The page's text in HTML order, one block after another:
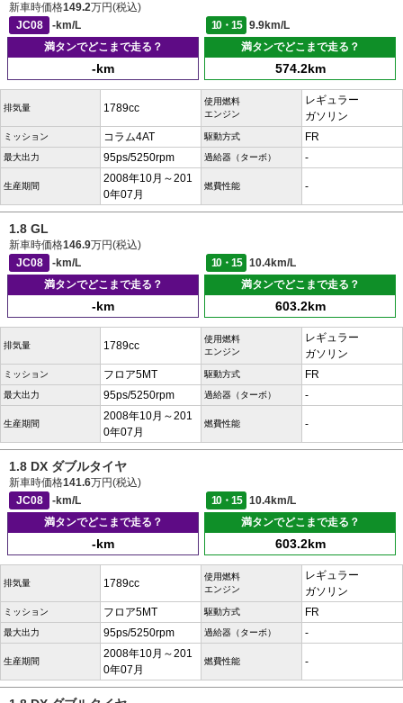
新車時価格149.2万円(税込)
JC08
-km/L 10・15
9.9km/L
満タンでどこまで走る？
-km
満タンでどこまで走る？
574.2km
排気量 1789cc
使用燃料
エンジン
レギュラー
ガソリン
ミッション コラム4AT 駆動方式 FR
最大出力 95ps/5250rpm 過給器（ターボ） -
生産期間
2008年10月～201
0年07月
燃費性能 -
1.8 GL
新車時価格146.9万円(税込)
JC08
-km/L 10・15
10.4km/L
満タンでどこまで走る？
-km
満タンでどこまで走る？
603.2km
排気量 1789cc
使用燃料
エンジン
レギュラー
ガソリン
ミッション フロア5MT 駆動方式 FR
最大出力 95ps/5250rpm 過給器（ターボ） -
生産期間
2008年10月～201
0年07月
燃費性能 -
1.8 DX ダブルタイヤ
新車時価格141.6万円(税込)
JC08
-km/L 10・15
10.4km/L
満タンでどこまで走る？
-km
満タンでどこまで走る？
603.2km
排気量 1789cc
使用燃料
エンジン
レギュラー
ガソリン
ミッション フロア5MT 駆動方式 FR
最大出力 95ps/5250rpm 過給器（ターボ） -
生産期間
2008年10月～201
0年07月
燃費性能 -